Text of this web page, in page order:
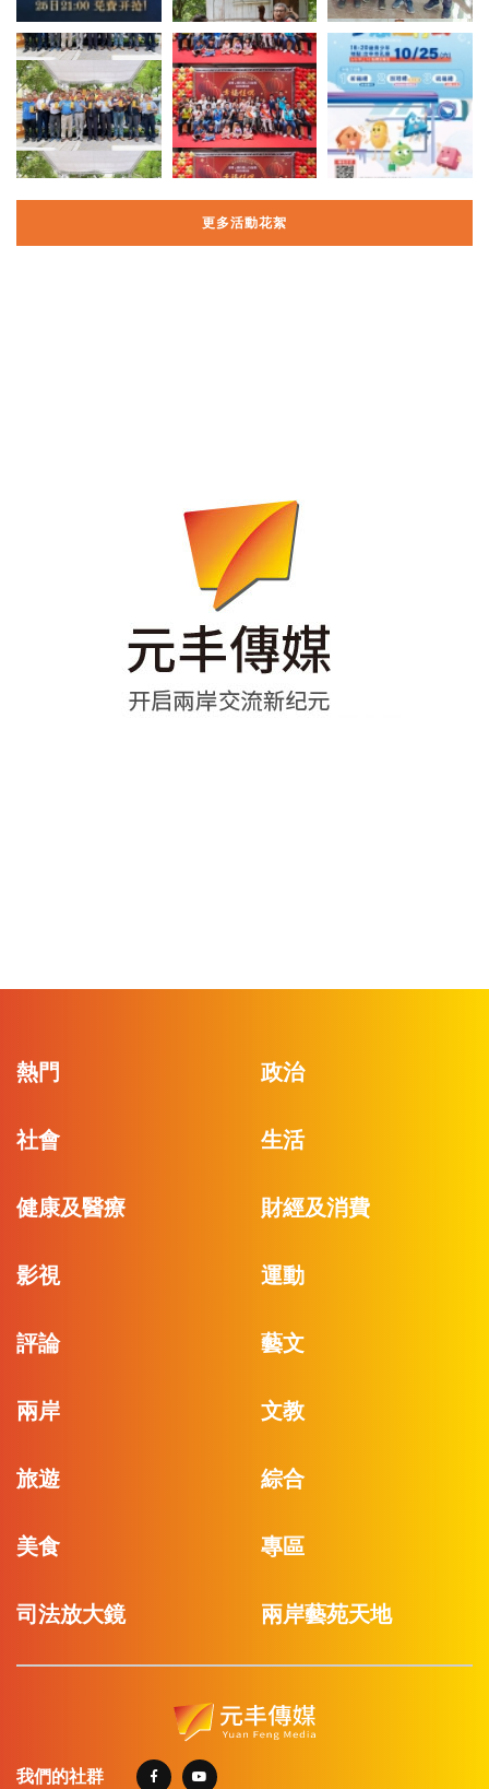
更多活動花絮
熱門 政治
社會 生活
健康及醫療 財經及消費
影視 運動
評論 藝文
兩岸 文教
旅遊 綜合
美食 專區
司法放大鏡 兩岸藝苑天地
我們的社群